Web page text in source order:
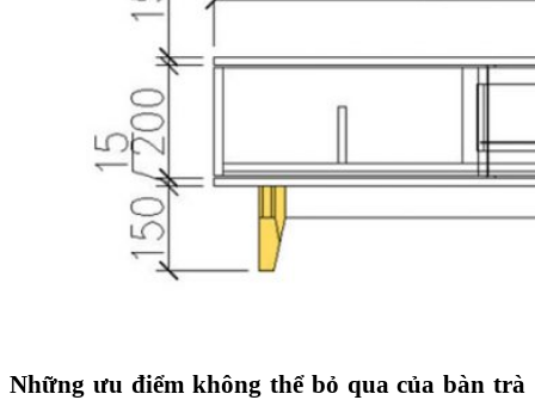
Những ưu điểm không thể bỏ qua của bàn trà